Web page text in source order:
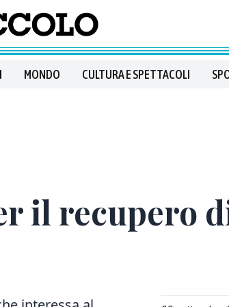
MONDO CULTURA E SPETTACOLI
il recupero